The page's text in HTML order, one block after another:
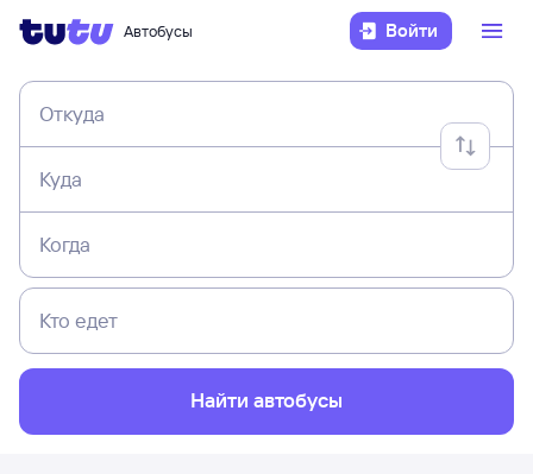
Автобусы Войти
Откуда
Куда
Когда
Кто едет
Найти автобусы